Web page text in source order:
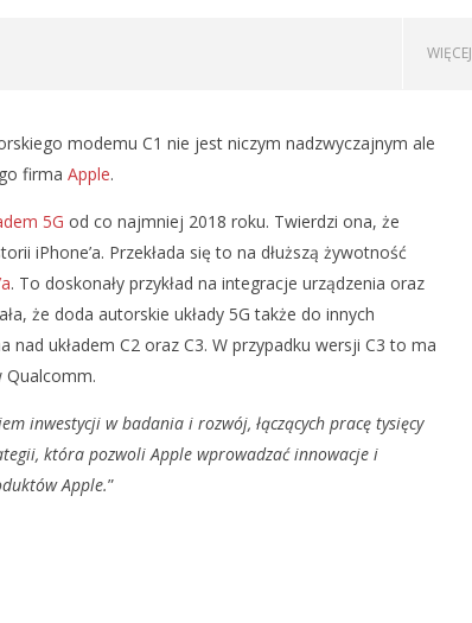
WIĘCEJ
APPLE TV
NA
FIRMA SAMSUNG MA
9
marca
2025
modemu C1 nie jest niczym nadzwyczajnym ale
firma Apple.
5G od co najmniej 2018 roku. Twierdzi ona, że
iPhone’a. Przekłada się to na dłuższą żywotność
. To doskonały przykład na integracje urządzenia oraz
że doda autorskie układy 5G także do innych
układem C2 oraz C3. W przypadku wersji C3 to ma
Qualcomm.
inwestycji w badania i rozwój, łączących pracę tysięcy
która pozwoli Apple wprowadzać innowacje i
Apple.”